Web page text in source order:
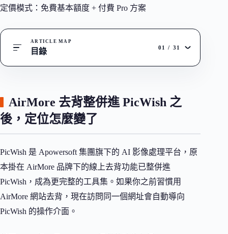
定價模式：免費基本額度 + 付費 Pro 方案
ARTICLE MAP
目錄 01 / 31
AirMore 去背整併進 PicWish 之
後，定位怎麼變了
PicWish 是 Apowersoft 集團旗下的 AI 影像處理平台，原
本掛在 AirMore 品牌下的線上去背功能已整併進
PicWish，成為更完整的工具集。如果你之前習慣用
AirMore 網站去背，現在訪問同一個網址會自動導向
PicWish 的操作介面。